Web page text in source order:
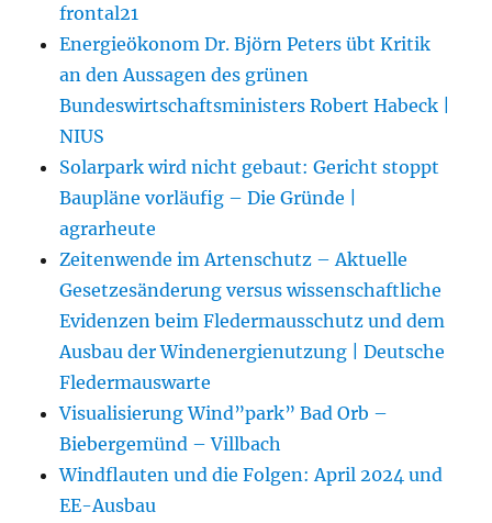
frontal21
Energieökonom Dr. Björn Peters übt Kritik
an den Aussagen des grünen
Bundeswirtschaftsministers Robert Habeck |
NIUS
Solarpark wird nicht gebaut: Gericht stoppt
Baupläne vorläufig – Die Gründe |
agrarheute
Zeitenwende im Artenschutz – Aktuelle
Gesetzesänderung versus wissenschaftliche
Evidenzen beim Fledermausschutz und dem
Ausbau der Windenergienutzung | Deutsche
Fledermauswarte
Visualisierung Wind”park” Bad Orb –
Biebergemünd – Villbach
Windflauten und die Folgen: April 2024 und
EE-Ausbau